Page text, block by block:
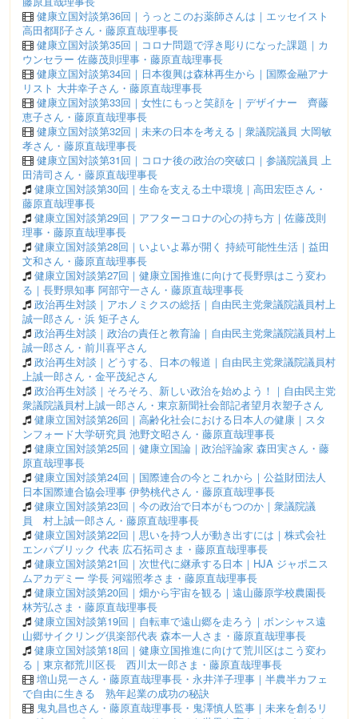
健康立国対談第36回｜うっとこのお薬師さんは｜エッセイスト
高田都耶子さん・藤原直哉理事長
健康立国対談第35回｜コロナ問題で浮き彫りになった課題｜カ
ウンセラー 佐藤茂則理事・藤原直哉理事長
健康立国対談第34回｜日本復興は森林再生から｜国際金融アナ
リスト 大井幸子さん・藤原直哉理事長
健康立国対談第33回｜女性にもっと笑顔を｜デザイナー 齊藤
恵子さん・藤原直哉理事長
健康立国対談第32回｜未来の日本を考える｜衆議院議員 大岡敏
孝さん・藤原直哉理事長
健康立国対談第31回｜コロナ後の政治の突破口｜参議院議員 上
田清司さん・藤原直哉理事長
健康立国対談第30回｜生命を支える土中環境｜高田宏臣さん・
藤原直哉理事長
健康立国対談第29回｜アフターコロナの心の持ち方｜佐藤茂則
理事・藤原直哉理事長
健康立国対談第28回｜いよいよ幕が開く 持続可能性生活｜益田
文和さん・藤原直哉理事長
健康立国対談第27回｜健康立国推進に向けて長野県はこう変わ
る｜長野県知事 阿部守一さん・藤原直哉理事長
政治再生対談｜アホノミクスの総括｜自由民主党衆議院議員村上
誠一郎さん・浜 矩子さん
政治再生対談｜政治の責任と教育論｜自由民主党衆議院議員村上
誠一郎さん・前川喜平さん
政治再生対談｜どうする、日本の報道｜自由民主党衆議院議員村
上誠一郎さん・金平茂紀さん
政治再生対談｜そろそろ、新しい政治を始めよう！｜自由民主党
衆議院議員村上誠一郎さん・東京新聞社会部記者望月衣塑子さん
健康立国対談第26回｜高齢化社会における日本人の健康｜スタ
ンフォード大学研究員 池野文昭さん・藤原直哉理事長
健康立国対談第25回｜健康立国論｜政治評論家 森田実さん・藤
原直哉理事長
健康立国対談第24回｜国際連合の今とこれから｜公益財団法人
日本国際連合協会理事 伊勢桃代さん・藤原直哉理事長
健康立国対談第23回｜今の政治で日本がもつのか｜衆議院議
員 村上誠一郎さん・藤原直哉理事長
健康立国対談第22回｜思いを持つ人が動き出すには｜株式会社
エンパブリック 代表 広石拓司さま・藤原直哉理事長
健康立国対談第21回｜次世代に継承する日本｜HJA ジャポニス
ムアカデミー 学長 河端照孝さま・藤原直哉理事長
健康立国対談第20回｜畑から宇宙を観る｜遠山藤原学校農園長
林芳弘さま・藤原直哉理事長
健康立国対談第19回｜自転車で遠山郷を走ろう｜ボンシャス遠
山郷サイクリング倶楽部代表 森本一人さま・藤原直哉理事長
健康立国対談第18回｜健康立国推進に向けて荒川区はこう変わ
る｜東京都荒川区長 西川太一郎さま・藤原直哉理事長
増山晃一さん・藤原直哉理事長・永井洋子理事｜半農半カフェ
で自由に生きる 熟年起業の成功の秘訣
鬼丸昌也さん・藤原直哉理事長・鬼澤慎人監事｜未来を創るリ